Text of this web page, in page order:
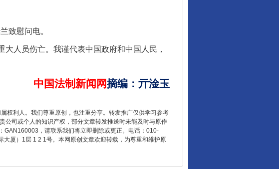
致慰问电。
人员伤亡。我谨代表中国政府和中国人民，
中国法制新闻网摘编 ： 亓淦玉
权利人。我们尊重原创，也注重分享。转发推广仅供学习参考
公司或个人的知识产权，部分文章转发推送时未能及时与原作
GAN160003，请联系我们将立即删除或更正。电话：010-
厦）1层 1 2 1号。本网原创文章欢迎转载，为尊重和维护原